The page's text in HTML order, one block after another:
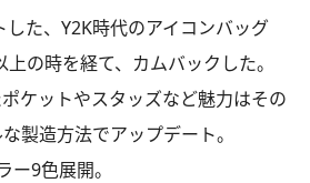
た、Y2K時代のアイコンバッグ
上の時を経て、カムバックした。
ケットやスタッズなど魅力はその
製造方法でアップデート。
9色展開。